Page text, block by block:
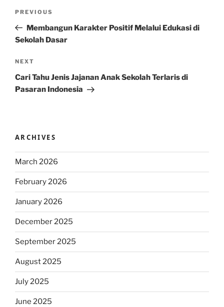
Previous
Post
PREVIOUS
Membangun Karakter Positif Melalui Edukasi di
Sekolah Dasar
Next
Post
NEXT
Cari Tahu Jenis Jajanan Anak Sekolah Terlaris di
Pasaran Indonesia
ARCHIVES
March 2026
February 2026
January 2026
December 2025
September 2025
August 2025
July 2025
June 2025